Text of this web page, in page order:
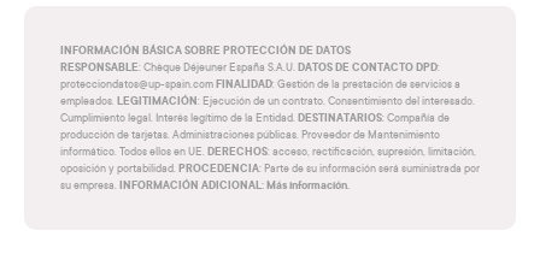
INFORMACIÓN BÁSICA SOBRE PROTECCIÓN DE DATOS
RESPONSABLE: Chèque Déjeuner España S.A.U. DATOS DE CONTACTO DPD:
protecciondatos@up-spain.comFINALIDAD: Gestión de la prestación de servicios a
empleados. LEGITIMACIÓN: Ejecución de un contrato. Consentimiento del interesado.
Cumplimiento legal. Interés legítimo de la Entidad. DESTINATARIOS: Compañía de
producción de tarjetas. Administraciones públicas. Proveedor de Mantenimiento
informático. Todos ellos en UE. DERECHOS: acceso, rectificación, supresión, limitación,
oposición y portabilidad. PROCEDENCIA: Parte de su información será suministrada por
su empresa. INFORMACIÓN ADICIONAL: Más información.